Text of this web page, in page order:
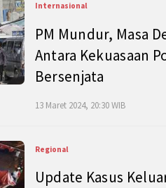
Internasional
PM Mundur, Masa
Antara Kekuasaan
Bersenjata
13 Maret 2024, 20:30 WIB
Regional
Update Kasus